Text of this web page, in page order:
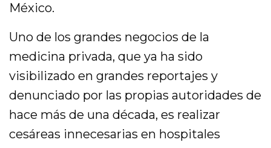
México.
Uno de los grandes negocios de la
medicina privada, que ya ha sido
visibilizado en grandes reportajes y
denunciado por las propias autoridades de
hace más de una década, es realizar
cesáreas innecesarias en hospitales